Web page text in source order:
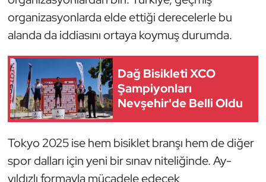
organizasyonlarda elde ettiği derecelerle bu
alanda da iddiasını ortaya koymuş durumda.
Dağ Bisikleti XCO
Şampiyonları
Nevşehir'de Belli Oldu
Tokyo 2025 ise hem bisiklet branşı hem de diğer
spor dalları için yeni bir sınav niteliğinde. Ay-
yıldızlı formayla mücadele edecek
Wushu Kungfu
Yelken
Yüzme